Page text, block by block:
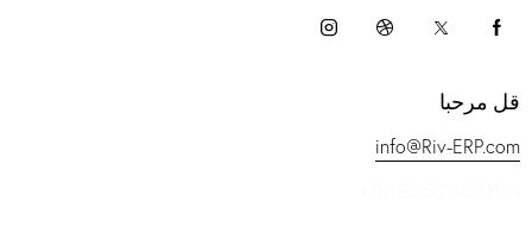
قل مرحبا
info@Riv-ERP.com